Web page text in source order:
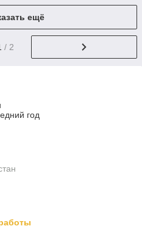
ещё
/ 2
год